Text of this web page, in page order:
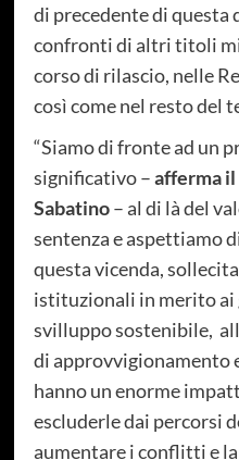
di precedente di questa
confronti di altri titoli
corso di rilascio, nelle
così come nel resto del
“Siamo di fronte ad un
significativo –afferma il
Sabatino– al di là del
sentenza e aspettiamo
questa vicenda,
istituzionali in merito ai
svilluppo sostenibile,
di approvvigionamento
hanno un enorme
escluderle dai percorsi
aumentare i conflitti e